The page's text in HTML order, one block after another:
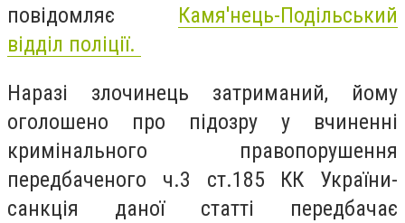
повідомляє Камя'нець-Подільський
відділ поліції.
Наразі злочинець затриманий, йому
оголошено про підозру у вчиненні
кримінального правопорушення
передбаченого ч.3 ст.185 КК України-
санкція даної статті передбачає